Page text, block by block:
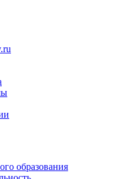
образования